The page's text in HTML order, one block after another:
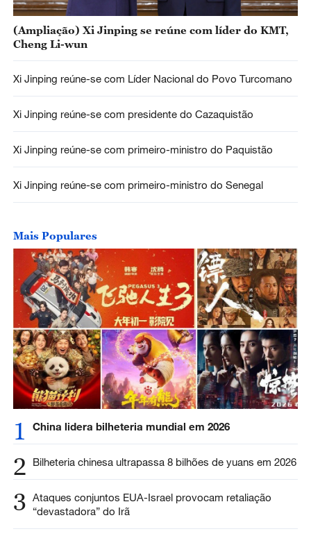
(Ampliação) Xi Jinping se reúne com líder do KMT,
Cheng Li-wun
Xi Jinping reúne-se com Líder Nacional do Povo Turcomano
Xi Jinping reúne-se com presidente do Cazaquistão
Xi Jinping reúne-se com primeiro-ministro do Paquistão
Xi Jinping reúne-se com primeiro-ministro do Senegal
Mais Populares
1 China lidera bilheteria mundial em 2026
2 Bilheteria chinesa ultrapassa 8 bilhões de yuans em 2026
3 Ataques conjuntos EUA-Israel provocam retaliação
“devastadora” do Irã